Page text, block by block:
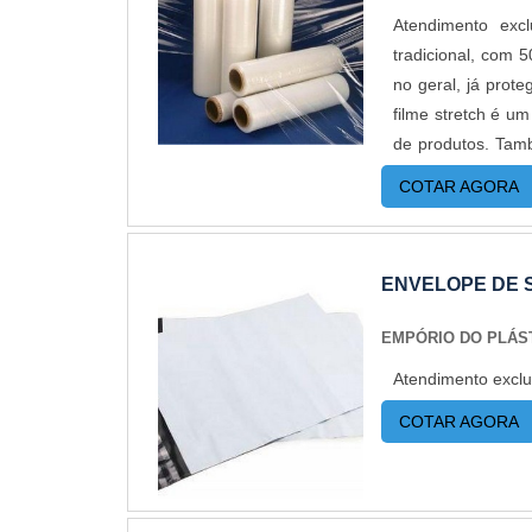
Atendimento
tradicional, com
no geral, já
filme stretch é
de produtos.
indispensável
resistência
extremamente
seguros,
protege os
também é
COTAR AGORA
ENVELOPE DE
EMPÓRIO DO
Atendimento
COTAR AGORA